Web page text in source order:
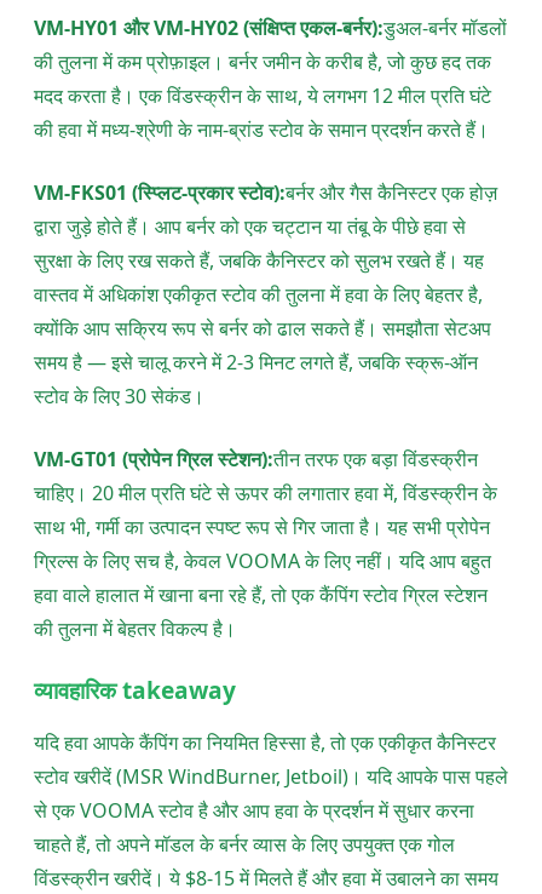
VM-HY01 और VM-HY02 (संक्षिप्त एकल-बर्नर):डुअल-बर्नर मॉडलों
की तुलना में कम प्रोफ़ाइल। बर्नर जमीन के करीब है, जो कुछ हद तक
मदद करता है। एक विंडस्क्रीन के साथ, ये लगभग 12 मील प्रति घंटे
की हवा में मध्य-श्रेणी के नाम-ब्रांड स्टोव के समान प्रदर्शन करते हैं।
VM-FKS01 (स्प्लिट-प्रकार स्टोव):बर्नर और गैस कैनिस्टर एक होज़
द्वारा जुड़े होते हैं। आप बर्नर को एक चट्टान या तंबू के पीछे हवा से
सुरक्षा के लिए रख सकते हैं, जबकि कैनिस्टर को सुलभ रखते हैं। यह
वास्तव में अधिकांश एकीकृत स्टोव की तुलना में हवा के लिए बेहतर है,
क्योंकि आप सक्रिय रूप से बर्नर को ढाल सकते हैं। समझौता सेटअप
समय है — इसे चालू करने में 2-3 मिनट लगते हैं, जबकि स्क्रू-ऑन
स्टोव के लिए 30 सेकंड।
VM-GT01 (प्रोपेन ग्रिल स्टेशन):तीन तरफ एक बड़ा विंडस्क्रीन
चाहिए। 20 मील प्रति घंटे से ऊपर की लगातार हवा में, विंडस्क्रीन के
साथ भी, गर्मी का उत्पादन स्पष्ट रूप से गिर जाता है। यह सभी प्रोपेन
ग्रिल्स के लिए सच है, केवल VOOMA के लिए नहीं। यदि आप बहुत
हवा वाले हालात में खाना बना रहे हैं, तो एक कैंपिंग स्टोव ग्रिल स्टेशन
की तुलना में बेहतर विकल्प है।
व्यावहारिक takeaway
यदि हवा आपके कैंपिंग का नियमित हिस्सा है, तो एक एकीकृत कैनिस्टर
स्टोव खरीदें (MSR WindBurner, Jetboil)। यदि आपके पास पहले
से एक VOOMA स्टोव है और आप हवा के प्रदर्शन में सुधार करना
चाहते हैं, तो अपने मॉडल के बर्नर व्यास के लिए उपयुक्त एक गोल
विंडस्क्रीन खरीदें। ये $8-15 में मिलते हैं और हवा में उबालने का समय